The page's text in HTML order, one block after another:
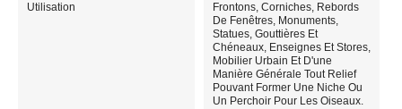
Utilisation
Frontons, Corniches, Rebords
De Fenêtres, Monuments,
Statues, Gouttières Et
Chéneaux, Enseignes Et Stores,
Mobilier Urbain Et D'une
Manière Générale Tout Relief
Pouvant Former Une Niche Ou
Un Perchoir Pour Les Oiseaux.